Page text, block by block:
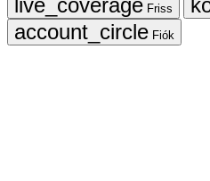
Friss
Fiók